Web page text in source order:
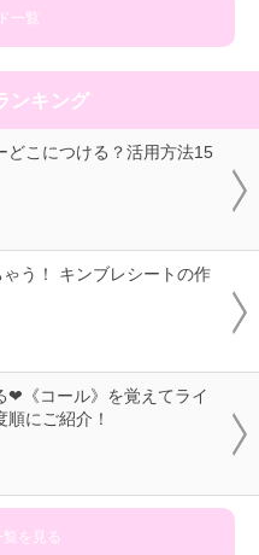
一覧
ンキング
どこにつける？活用方法15
う！ キンブレシートの作
❤《コール》を覚えてライ
にご紹介！
覧を見る